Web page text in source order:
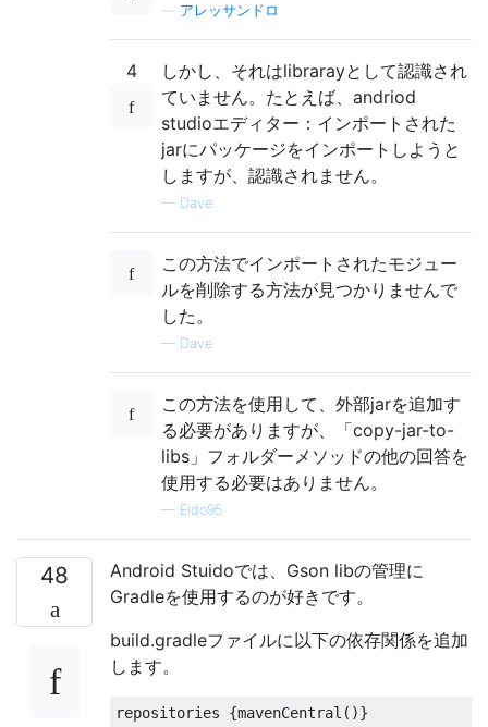
アレッサンドロ
4
しかし、それはlibrarayとして認識され
ていません。たとえば、andriod
studioエディター：インポートされた
jarにパッケージをインポートしようと
しますが、認識されません。
— Dave
この方法でインポートされたモジュー
ルを削除する方法が見つかりませんで
した。
— Dave
この方法を使用して、外部jarを追加す
る必要がありますが、「copy-jar-to-
libs」フォルダーメソッドの他の回答を
使用する必要はありません。
— Eido95
48
Android Stuidoでは、Gson libの管理に
Gradleを使用するのが好きです。
build.gradleファイルに以下の依存関係を追加
します。
repositories {mavenCentral ()}